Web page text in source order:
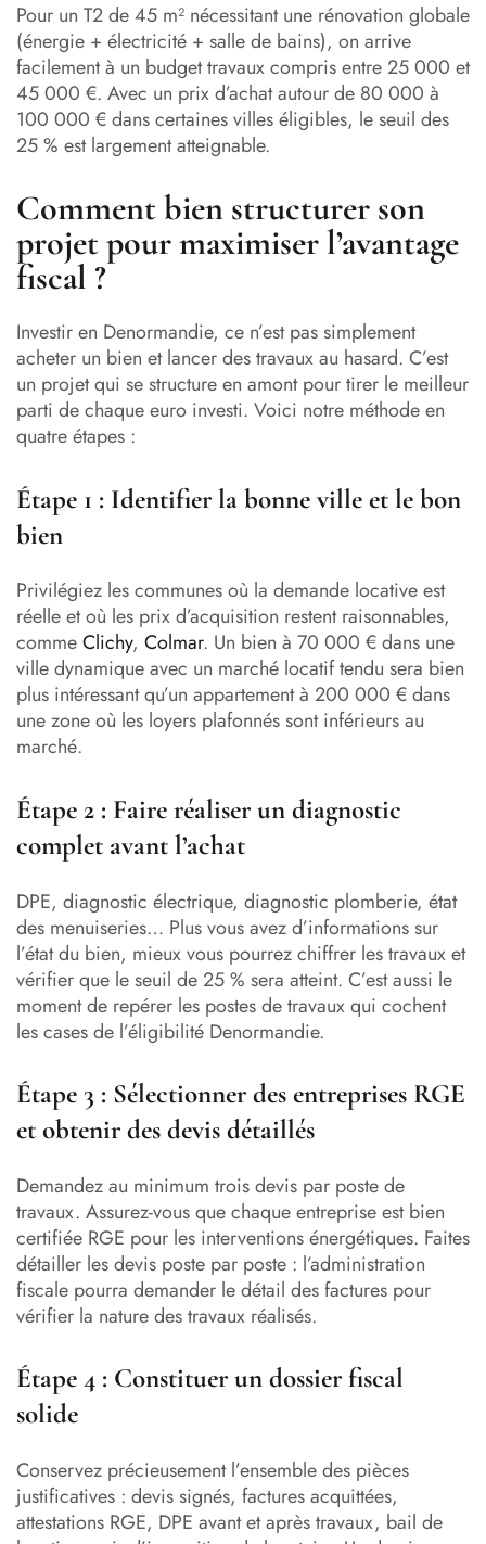
Pour un T2 de 45 m² nécessitant une rénovation globale
(énergie + électricité + salle de bains), on arrive
facilement à un budget travaux compris entre 25 000 et
45 000 €. Avec un prix d’achat autour de 80 000 à
100 000 € dans certaines villes éligibles, le seuil des
25 % est largement atteignable.
Comment bien structurer son
projet pour maximiser l’avantage
fiscal ?
Investir en Denormandie, ce n’est pas simplement
acheter un bien et lancer des travaux au hasard. C’est
un projet qui se structure en amont pour tirer le meilleur
parti de chaque euro investi. Voici notre méthode en
quatre étapes :
Étape 1 : Identifier la bonne ville et le bon
bien
Privilégiez les communes où la demande locative est
réelle et où les prix d’acquisition restent raisonnables,
commeClichy, Colmar. Un bien à 70 000 € dans une
ville dynamique avec un marché locatif tendu sera bien
plus intéressant qu’un appartement à 200 000 € dans
une zone où les loyers plafonnés sont inférieurs au
marché.
Étape 2 : Faire réaliser un diagnostic
complet avant l’achat
DPE, diagnostic électrique, diagnostic plomberie, état
des menuiseries… Plus vous avez d’informations sur
l’état du bien, mieux vous pourrez chiffrer les travaux et
vérifier que le seuil de 25 % sera atteint. C’est aussi le
moment de repérer les postes de travaux qui cochent
les cases de l’éligibilité Denormandie.
Étape 3 : Sélectionner des entreprises RGE
et obtenir des devis détaillés
Demandez au minimum trois devis par poste de
travaux. Assurez-vous que chaque entreprise est bien
certifiée RGE pour les interventions énergétiques. Faites
détailler les devis poste par poste : l’administration
fiscale pourra demander le détail des factures pour
vérifier la nature des travaux réalisés.
Étape 4 : Constituer un dossier fiscal
solide
Conservez précieusement l’ensemble des pièces
justificatives : devis signés, factures acquittées,
attestations RGE, DPE avant et après travaux, bail de